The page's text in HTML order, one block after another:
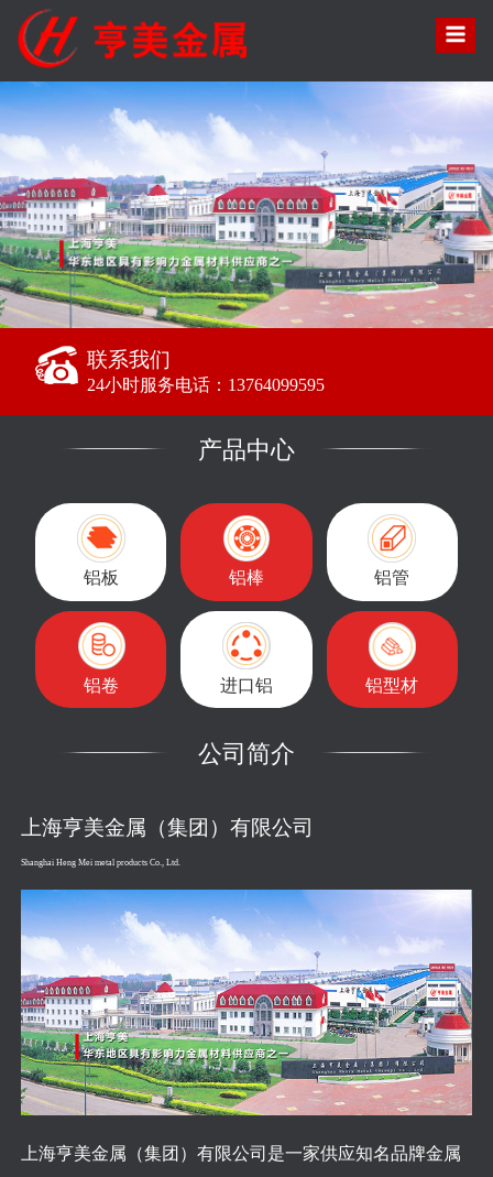
联系我们
24小时服务电话：13764099595
产品中心
铝板 铝棒 铝管
铝卷 进口铝 铝型材
公司简介
上海亨美金属（集团）有限公司
Shanghai Heng Mei metal products Co., Ltd.
上海亨美金属（集团）有限公司是一家供应知名品牌金属